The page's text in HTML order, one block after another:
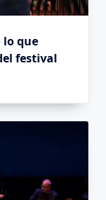
lo que
festival